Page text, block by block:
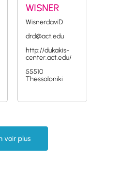
WISNER
WisnerdaviD
drd@act.edu
http://dukakis-
center.act.edu/
55510
Thessaloniki
voir plus